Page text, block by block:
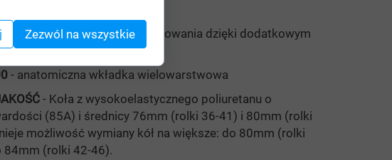
- możliwość wysokiego sznurowania dzięki dodatkowym
- anatomiczna wkładka wielowarstwowa
- Koła z wysokoelastycznego poliuretanu o
(85A) i średnicy 76mm (rolki 36-41) i 80mm (rolki
możliwość wymiany kół na większe: do 80mm (rolki
84mm (rolki 42-46).
Zezwól na wszystkie